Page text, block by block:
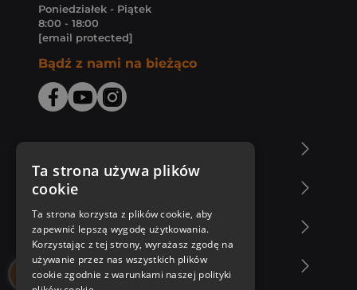
Poniedziałek - Piątek
8:00 - 18:00
[email protected]
Bądź z nami na bieżąco
Zakupy u nas
Nasza oferta
Nasi autorzy
Ta strona używa plików
cookie
Ta strona korzysta z plików cookie, aby
zapewnić lepszą wygodę użytkowania.
Korzystając z tej strony, wyrażasz zgodę na
używanie przez nas wszystkich plików
cookie zgodnie z warunkami naszej polityki